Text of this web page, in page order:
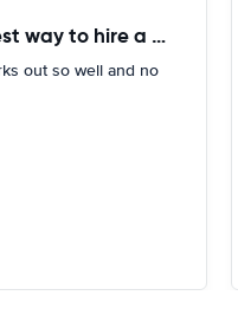
The easy way and cheepest way to hire a car
out so well and no